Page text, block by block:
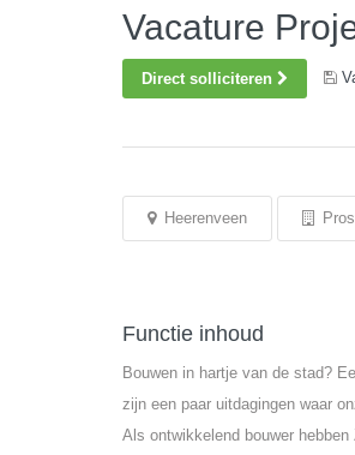
Vacature
Direct solliciteren
Heerenveen
Functie inhoud
Bouwen in hartje van de stad?
zijn een paar uitdagingen waar
Als ontwikkelend bouwer